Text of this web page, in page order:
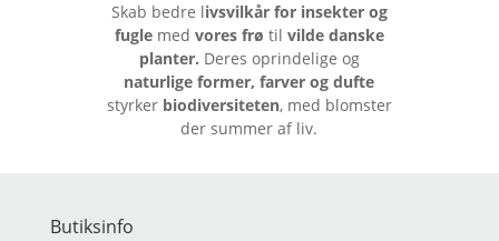
Skab bedre livsvilkår for insekter og
fuglemed vores frø til vilde danske
planter. Deres oprindelige og
naturlige former, farver og dufte
styrker biodiversiteten, med blomster
der summer af liv.
Butiksinfo